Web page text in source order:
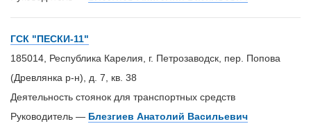
ГСК "ПЕСКИ-11"
185014, Республика Карелия, г. Петрозаводск, пер. Попова
(Древлянка р-н), д. 7, кв. 38
Деятельность стоянок для транспортных средств
Руководитель — Блезгиев Анатолий Васильевич